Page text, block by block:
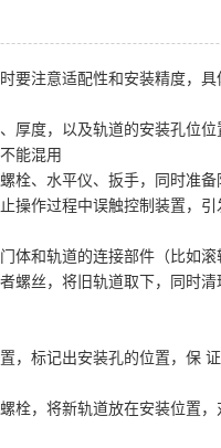
要注意适配性和安装精度，具
厚度，以及轨道的安装孔位
能混用
栓、水平仪、扳手，同时准
操作过程中误触控制装置，引
体和轨道的连接部件（比如
螺丝，将旧轨道取下，同时
，标记出安装孔的位置，保
栓，将新轨道放在安装位置